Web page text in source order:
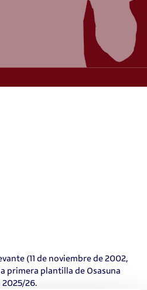
(11 de noviembre de 2002,
primera plantilla de Osasuna
2025/26.